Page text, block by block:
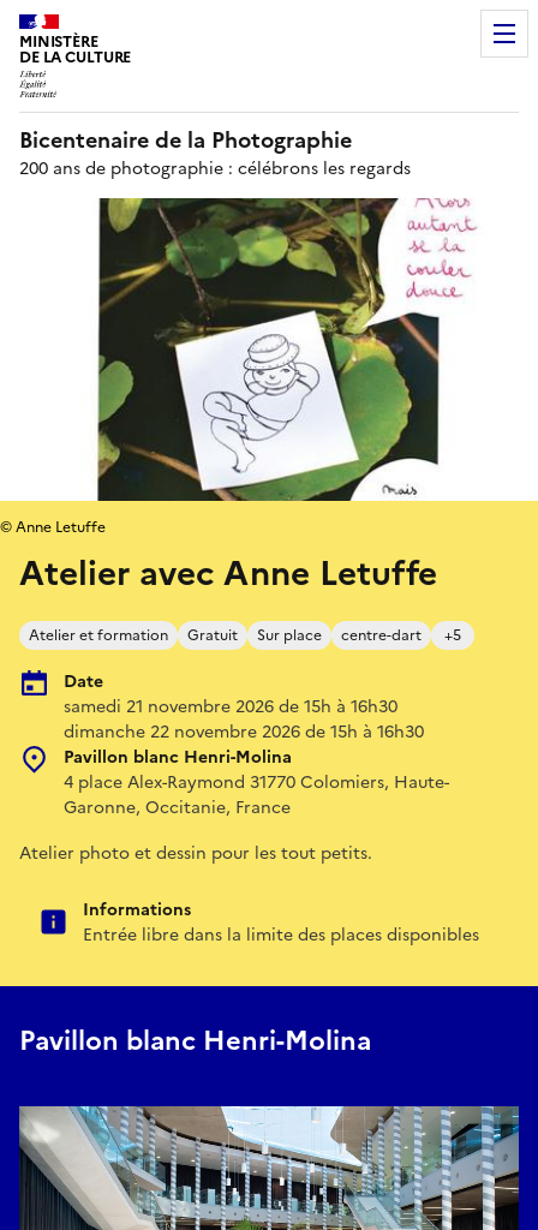
MINISTÈRE
DE LA CULTURE
Bicentenaire de la Photographie
200 ans de photographie : célébrons les regards
Atelier avec Anne Letuffe
Atelier et formation Gratuit Sur place centre-dart +5
Date
samedi 21 novembre 2026 de 15h à 16h30
dimanche 22 novembre 2026 de 15h à 16h30
Pavillon blanc Henri-Molina
4 place Alex-Raymond 31770 Colomiers, Haute-
Garonne, Occitanie, France
© Anne Letuffe
Atelier photo et dessin pour les tout petits.
Informations
Entrée libre dans la limite des places disponibles
Pavillon blanc Henri-Molina